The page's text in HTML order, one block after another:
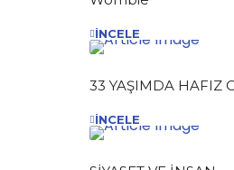
İNCELE
33 YAŞIMDA HAFIZ
İNCELE